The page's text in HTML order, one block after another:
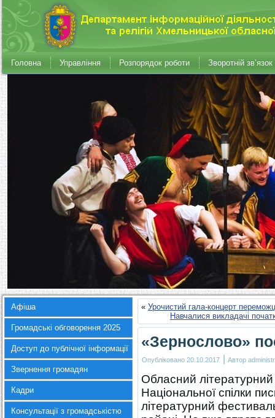
Головна Управління Розпорядок роботи Зворотній зв’язок
Афіша
Громадські обговорення 2025
Доступ до публічної інформації
Звернення громадян
Кадри
Консультації з громадськістю
« Урочистий гала-концерт
Навчалися викладачі
«Зернослово»
Опубліковано 20.10.2017 | Автор
Обласний літературний
Національної спілки
літературний